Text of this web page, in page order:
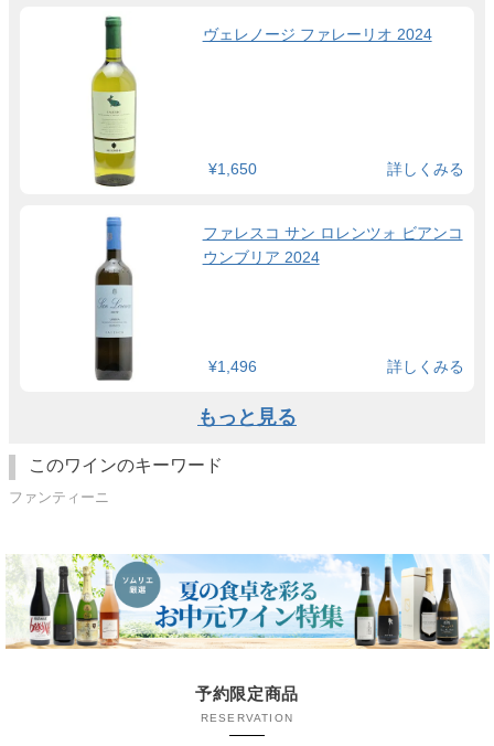
ヴェレノージ ファレーリオ 2024
¥1,650 詳しくみる
ファレスコ サン ロレンツォ ビアンコ
ウンブリア 2024
¥1,496 詳しくみる
もっと見る
このワインのキーワード
ファンティーニ
予約限定商品
RESERVATION